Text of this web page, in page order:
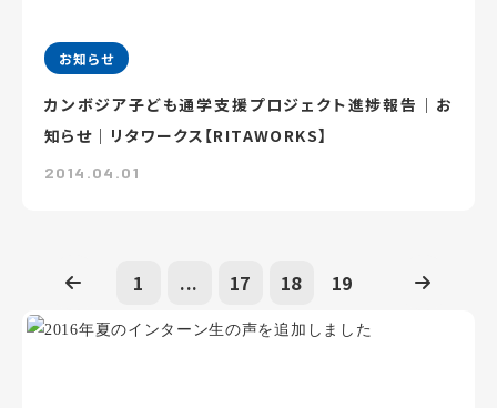
お知らせ
カンボジア子ども通学支援プロジェクト進捗報告｜お
知らせ｜リタワークス【RITAWORKS】
2014.04.01
1 ... 17 18 19